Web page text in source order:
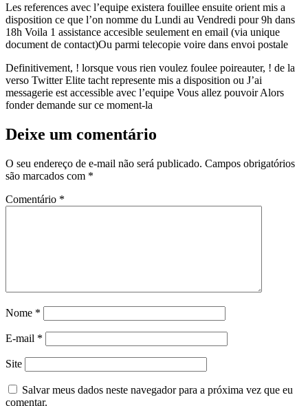
Les references avec l’equipe existera fouillee ensuite orient mis a
disposition ce que l’on nomme du Lundi au Vendredi pour 9h dans
18h Voila 1 assistance accesible seulement en email (via unique
document de contact)Ou parmi telecopie voire dans envoi postale
Definitivement, ! lorsque vous rien voulez foulee poireauter, ! de la
verso Twitter Elite tacht represente mis a disposition ou J’ai
messagerie est accessible avec l’equipe Vous allez pouvoir Alors
fonder demande sur ce moment-la
Deixe um comentário
O seu endereço de e-mail não será publicado. Campos obrigatórios
são marcados com *
Comentário *
Nome *
E-mail *
Site
Salvar meus dados neste navegador para a próxima vez que eu
comentar.